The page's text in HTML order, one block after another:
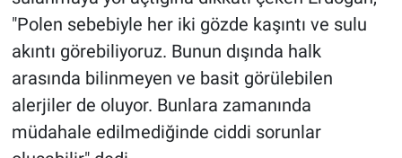
"Polen sebebiyle her iki gözde kaşıntı ve sulu
akıntı görebiliyoruz. Bunun dışında halk
arasında bilinmeyen ve basit görülebilen
alerjiler de oluyor. Bunlara zamanında
müdahale edilmediğinde ciddi sorunlar